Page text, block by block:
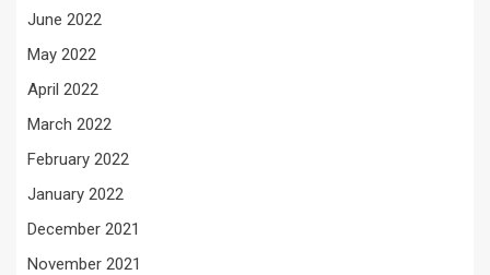
June 2022
May 2022
April 2022
March 2022
February 2022
January 2022
December 2021
November 2021